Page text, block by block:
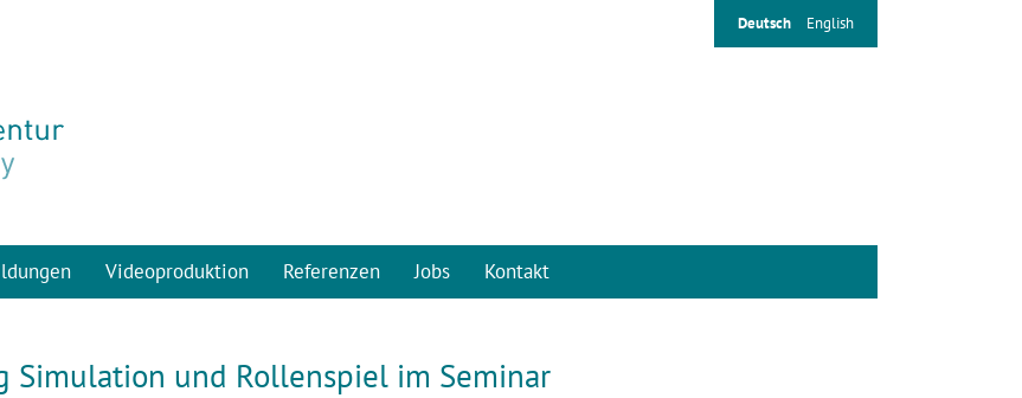
Deutsch English
Videoproduktion Referenzen Jobs Kontakt
und Rollenspiel im Seminar